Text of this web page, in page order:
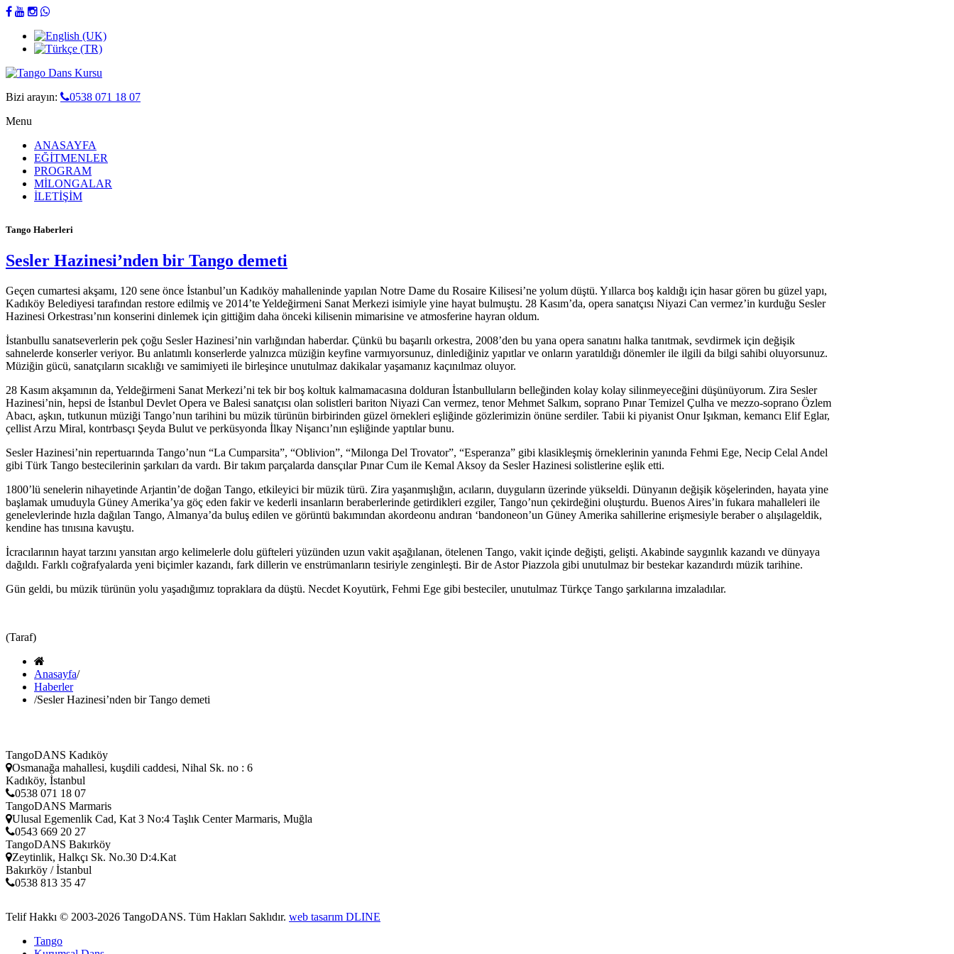
Bizi arayın: 0538 071 18 07
Menu
ANASAYFA
EĞİTMENLER
PROGRAM
MİLONGALAR
İLETİŞİM
Tango Haberleri
Sesler Hazinesi’nden bir Tango demeti
Geçen cumartesi akşamı, 120 sene önce İstanbul’un Kadıköy mahalleninde yapılan Notre Dame du Rosaire Kilisesi’ne yolum düştü. Yıllarca boş kaldığı için hasar gören bu güzel yapı,
Kadıköy Belediyesi tarafından restore edilmiş ve 2014’te Yeldeğirmeni Sanat Merkezi isimiyle yine hayat bulmuştu. 28 Kasım’da, opera sanatçısı Niyazi Can vermez’in kurduğu Sesler
Hazinesi Orkestrası’nın konserini dinlemek için gittiğim daha önceki kilisenin mimarisine ve atmosferine hayran oldum.
İstanbullu sanatseverlerin pek çoğu Sesler Hazinesi’nin varlığından haberdar. Çünkü bu başarılı orkestra, 2008’den bu yana opera sanatını halka tanıtmak, sevdirmek için değişik
sahnelerde konserler veriyor. Bu anlatımlı konserlerde yalnızca müziğin keyfine varmıyorsunuz, dinlediğiniz yapıtlar ve onların yaratıldığı dönemler ile ilgili da bilgi sahibi oluyorsunuz.
Müziğin gücü, sanatçıların sıcaklığı ve samimiyeti ile birleşince unutulmaz dakikalar yaşamanız kaçınılmaz oluyor.
28 Kasım akşamının da, Yeldeğirmeni Sanat Merkezi’ni tek bir boş koltuk kalmamacasına dolduran İstanbulluların belleğinden kolay kolay silinmeyeceğini düşünüyorum. Zira Sesler
Hazinesi’nin, hepsi de İstanbul Devlet Opera ve Balesi sanatçısı olan solistleri bariton Niyazi Can vermez, tenor Mehmet Salkım, soprano Pınar Temizel Çulha ve mezzo-soprano Özlem
Abacı, aşkın, tutkunun müziği Tango’nun tarihini bu müzik türünün birbirinden güzel örnekleri eşliğinde gözlerimizin önüne serdiler. Tabii ki piyanist Onur Işıkman, kemancı Elif Eglar,
çellist Arzu Miral, kontrbasçı Şeyda Bulut ve perküsyonda İlkay Nişancı’nın eşliğinde yaptılar bunu.
Sesler Hazinesi’nin repertuarında Tango’nun “La Cumparsita”, “Oblivion”, “Milonga Del Trovator”, “Esperanza” gibi klasikleşmiş örneklerinin yanında Fehmi Ege, Necip Celal Andel
gibi Türk Tango bestecilerinin şarkıları da vardı. Bir takım parçalarda dansçılar Pınar Cum ile Kemal Aksoy da Sesler Hazinesi solistlerine eşlik etti.
1800’lü senelerin nihayetinde Arjantin’de doğan Tango, etkileyici bir müzik türü. Zira yaşanmışlığın, acıların, duyguların üzerinde yükseldi. Dünyanın değişik köşelerinden, hayata yine
başlamak umuduyla Güney Amerika’ya göç eden fakir ve kederli insanların beraberlerinde getirdikleri ezgiler, Tango’nun çekirdeğini oluşturdu. Buenos Aires’in fukara mahalleleri ile
genelevlerinde hızla dağılan Tango, Almanya’da buluş edilen ve görüntü bakımından akordeonu andıran ‘bandoneon’un Güney Amerika sahillerine erişmesiyle beraber o alışılageldik,
kendine has tınısına kavuştu.
İcracılarının hayat tarzını yansıtan argo kelimelerle dolu güfteleri yüzünden uzun vakit aşağılanan, ötelenen Tango, vakit içinde değişti, gelişti. Akabinde saygınlık kazandı ve dünyaya
dağıldı. Farklı coğrafyalarda yeni biçimler kazandı, fark dillerin ve enstrümanların tesiriyle zenginleşti. Bir de Astor Piazzola gibi unutulmaz bir bestekar kazandırdı müzik tarihine.
Gün geldi, bu müzik türünün yolu yaşadığımız topraklara da düştü. Necdet Koyutürk, Fehmi Ege gibi besteciler, unutulmaz Türkçe Tango şarkılarına imzaladılar.
(Taraf)
Anasayfa/
Haberler
/Sesler Hazinesi’nden bir Tango demeti
TangoDANS Kadıköy
Osmanağa mahallesi, kuşdili caddesi, Nihal Sk. no : 6
Kadıköy, İstanbul
0538 071 18 07
TangoDANS Marmaris
Ulusal Egemenlik Cad, Kat 3 No:4 Taşlık Center Marmaris, Muğla
0543 669 20 27
TangoDANS Bakırköy
Zeytinlik, Halkçı Sk. No.30 D:4.Kat
Bakırköy / İstanbul
0538 813 35 47
Telif Hakkı © 2003-2026 TangoDANS. Tüm Hakları Saklıdır. web tasarım DLINE
Tango